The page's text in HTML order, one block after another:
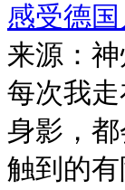
感受德
来源：神
每次我
身影，
触到的